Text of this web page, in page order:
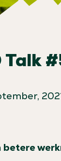
Talk
betere